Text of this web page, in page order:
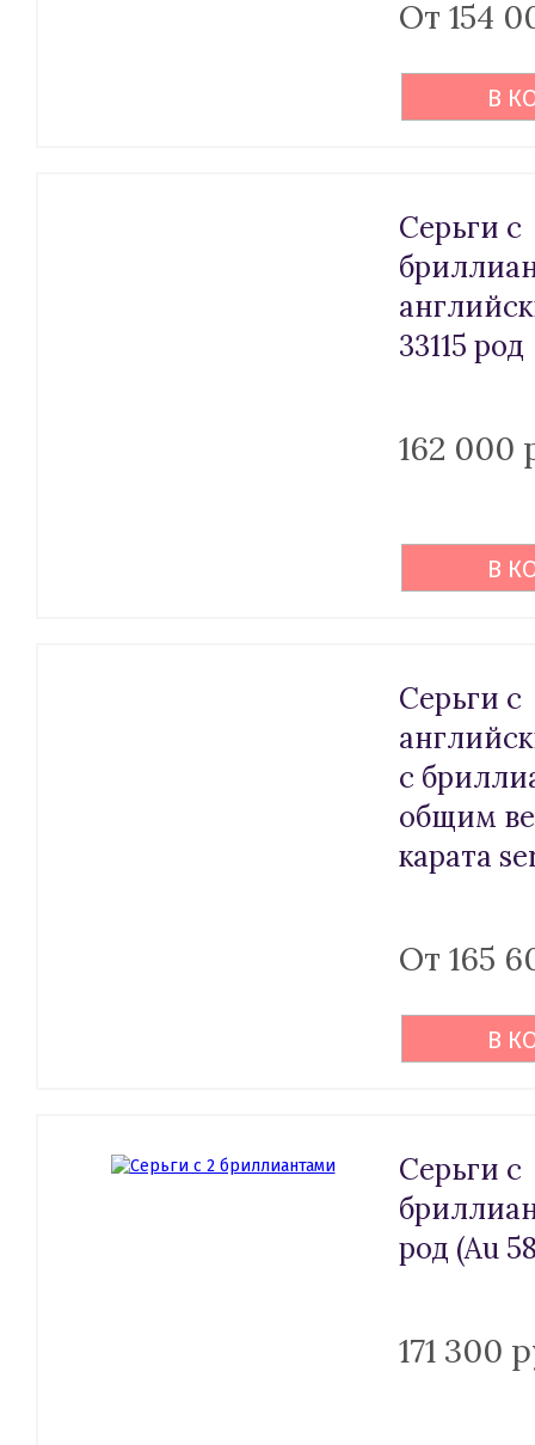
От 154
В
Серьги с
33115 род
162 000
В
Серьги с
с
общим
карата
От 165
В
Серьги с
род (Au
171 300